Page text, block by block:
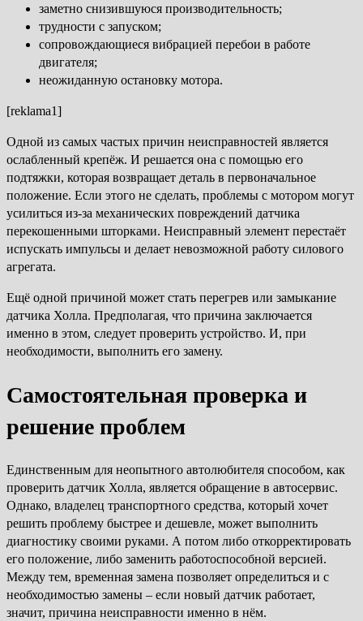
заметно снизившуюся производительность;
трудности с запуском;
сопровождающиеся вибрацией перебои в работе
двигателя;
неожиданную остановку мотора.
[reklama1]
Одной из самых частых причин неисправностей является
ослабленный крепёж. И решается она с помощью его
подтяжки, которая возвращает деталь в первоначальное
положение. Если этого не сделать, проблемы с мотором могут
усилиться из-за механических повреждений датчика
перекошенными шторками. Неисправный элемент перестаёт
испускать импульсы и делает невозможной работу силового
агрегата.
Ещё одной причиной может стать перегрев или замыкание
датчика Холла. Предполагая, что причина заключается
именно в этом, следует проверить устройство. И, при
необходимости, выполнить его замену.
Самостоятельная проверка и
решение проблем
Единственным для неопытного автолюбителя способом, как
проверить датчик Холла, является обращение в автосервис.
Однако, владелец транспортного средства, который хочет
решить проблему быстрее и дешевле, может выполнить
диагностику своими руками. А потом либо откорректировать
его положение, либо заменить работоспособной версией.
Между тем, временная замена позволяет определиться и с
необходимостью замены – если новый датчик работает,
значит, причина неисправности именно в нём.